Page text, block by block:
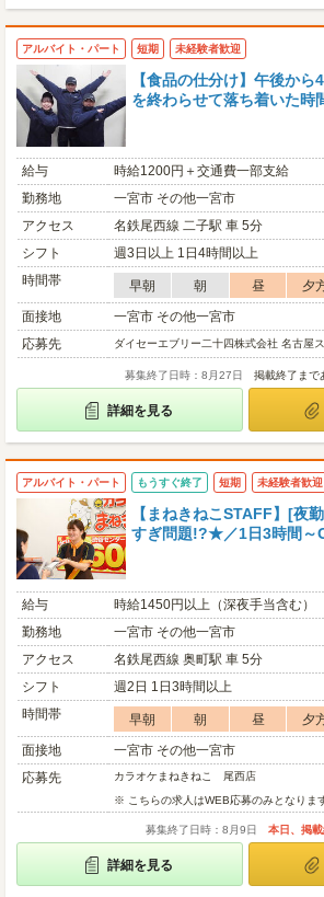
アルバイト・パート 短期 未経験者歓迎
【食品の仕分け】午後か
を終わらせて落ち着いた
給与
時給1200円＋交通費一部支給
勤務地
一宮市 その他一宮市
アクセス
名鉄尾西線 二子駅 車 5分
シフト
週3日以上 1日4時間以上
時間帯
早朝 朝 昼 夕
面接地
一宮市 その他一宮市
応募先
ダイセーエブリー二十四株式会社 名古屋
募集終了日時：8月27日 掲載終了まで
詳細を見る
アルバイト・パート もうすぐ終了 短期 未経験者歓迎
【まねきねこSTAFF】[夜
すぎ問題!?★／1日3時間～
給与
時給1450円以上（深夜手当含む
勤務地
一宮市 その他一宮市
アクセス
名鉄尾西線 奥町駅 車 5分
シフト
週2日 1日3時間以上
時間帯
早朝 朝 昼 夕
面接地
一宮市 その他一宮市
応募先
カラオケまねきねこ 尾西店
※ こちらの求人はWEB応募のみとなりま
募集終了日時：8月9日 本日、掲載
詳細を見る